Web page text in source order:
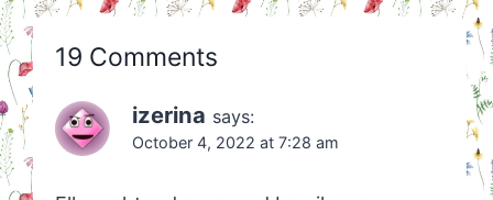
19 Comments
izerina says:
October 4, 2022 at 7:28 am